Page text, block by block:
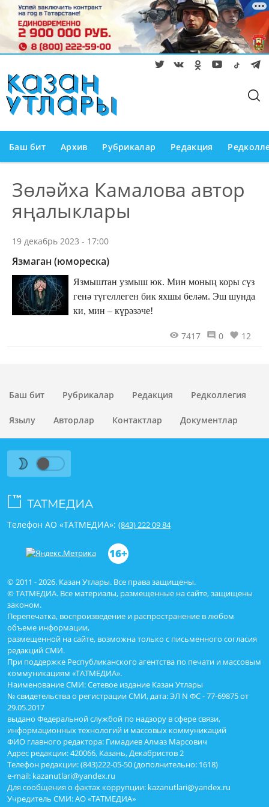
Баш бит Архив Рубрикалар Редакция
Зөләйха Камалова автор
яңалыклары
19 декабрь 2023 - 17:00
Язмаган (юмореска)
Язмыштан узмыш юк. Мин моның коры сүз
генә түгеллеген бик яхшы беләм. Эш шунда
ки, мин – күрәзәче!
7417 0 12
Баш бит Рубрикалар Редакция Редколлегия
Язылу Авторлар Контактлар Документлар
© 2011 - 2026. Казан Утлары. Все права защищены.
© ТАТМЕДИА. Все материалы, размещенные на сайте, защищены
законом.
Перепечатка, воспроизведение и распространение в любом
объеме информации,
размещенной на сайте, возможна только с письменного согласия
редакций СМИ.
При поддержке Республиканского агентства по печати и массовым
коммуникациям «ТАТМЕДИА».
Наименование СМИ: Сетевое издание Казан Утлары
№ свидетельства о регистрации СМИ, дата: ЭЛ N ФС - 77-69875 от
29.05.2017
выдано Федеральной службой по надзору в сфере связи,
информационных технологий и массовых коммуникаций
ФИО главного редактора: Гимадиев Алмаз Марсович
Адрес редакции: 420066, Казань, Декабристов 2
Телефон редакции: (843)222-05-50 (дополнительно: 1618)
e-mail: kazanutlari@yandex.ru
Для сообщения о фактах коррупции: kazanutlari@yandex.ru
Учредитель СМИ: АО «ТАТМЕДИА»
Телефон АО «ТАТМЕДИА»: (843) 222 09 84
16+